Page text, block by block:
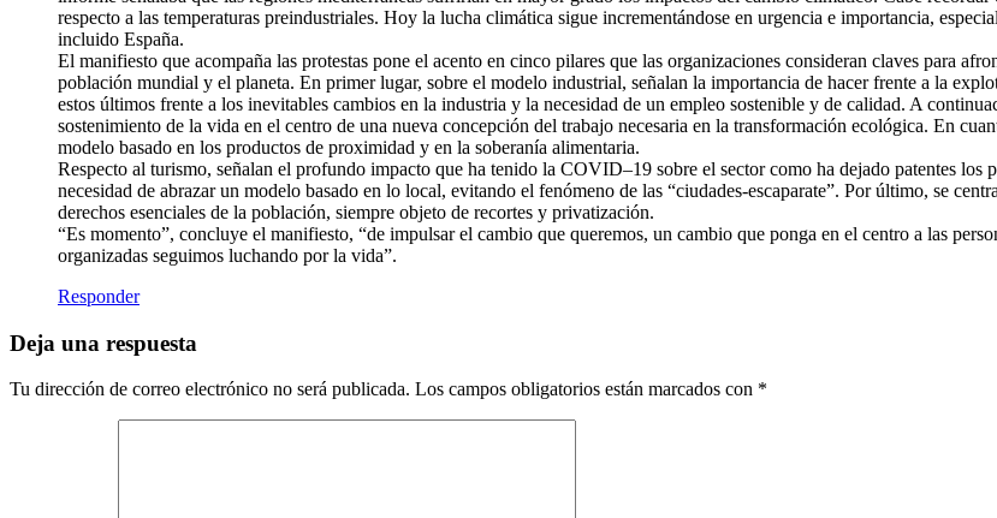
respecto a las temperaturas preindustriales. Hoy la lucha climática sigue incrementándose en urgencia e importancia,
incluido España.
El manifiesto que acompaña las protestas pone el acento en cinco pilares que las organizaciones consideran claves para
población mundial y el planeta. En primer lugar, sobre el modelo industrial, señalan la importancia de hacer frente a la
estos últimos frente a los inevitables cambios en la industria y la necesidad de un empleo sostenible y de calidad. A
sostenimiento de la vida en el centro de una nueva concepción del trabajo necesaria en la transformación ecológica. En
modelo basado en los productos de proximidad y en la soberanía alimentaria.
Respecto al turismo, señalan el profundo impacto que ha tenido la COVID–19 sobre el sector como ha dejado patentes los
necesidad de abrazar un modelo basado en lo local, evitando el fenómeno de las “ciudades-escaparate”. Por último, se
derechos esenciales de la población, siempre objeto de recortes y privatización.
“Es momento”, concluye el manifiesto, “de impulsar el cambio que queremos, un cambio que ponga en el centro a las
organizadas seguimos luchando por la vida”.
Responder
Deja una respuesta
Tu dirección de correo electrónico no será publicada. Los campos obligatorios están marcados con *